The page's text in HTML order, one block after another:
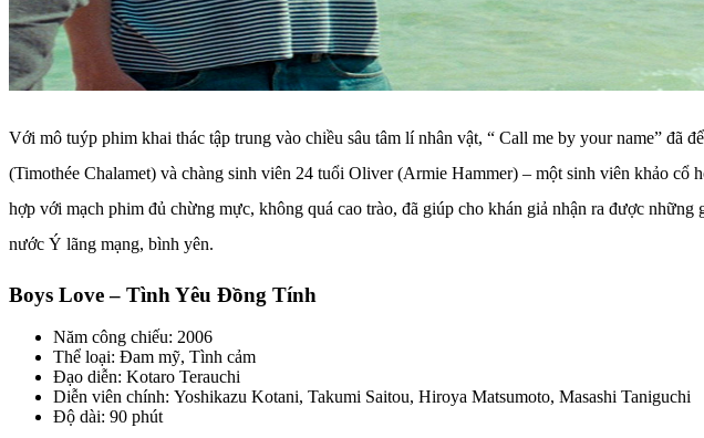
Với mô tuýp phim khai thác tập trung vào chiều sâu tâm lí nhân vật, “ Call me by your name”
(Timothée Chalamet) và chàng sinh viên 24 tuổi Oliver (Armie Hammer) – một sinh viên khảo
hợp với mạch phim đủ chừng mực, không quá cao trào, đã giúp cho khán giả nhận ra được
nước Ý lãng mạng, bình yên.
Boys Love – Tình Yêu Đồng Tính
Năm công chiếu: 2006
Thể loại: Đam mỹ, Tình cảm
Đạo diễn: Kotaro Terauchi
Diễn viên chính: Yoshikazu Kotani, Takumi Saitou, Hiroya Matsumoto, Masashi Taniguchi
Độ dài: 90 phút